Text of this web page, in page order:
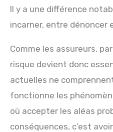
Il y a une différence
incarner, entre
Comme les assureurs,
risque devient donc
actuelles ne
fonctionne les
où accepter les aléas
conséquences, c’est